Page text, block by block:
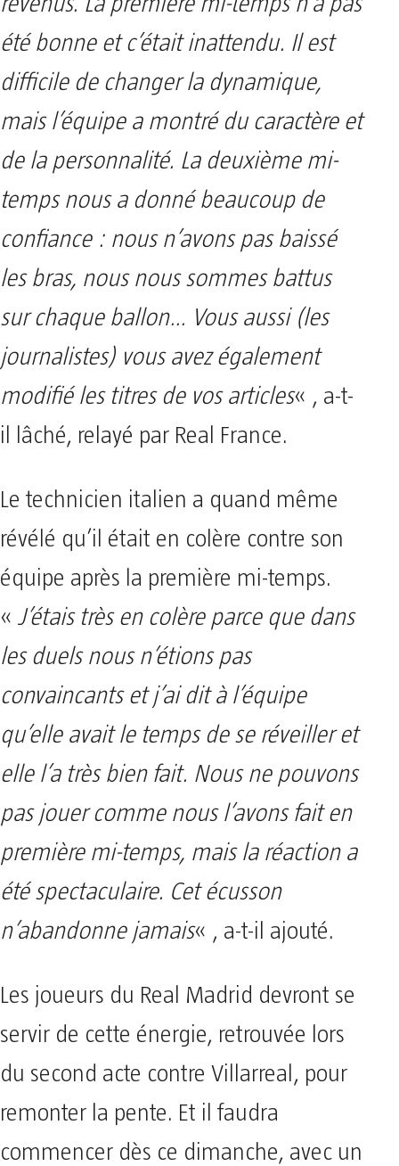
été bonne et c’était inattendu. Il est
difficile de changer la dynamique,
mais l’équipe a montré du caractère et
de la personnalité. La deuxième mi-
temps nous a donné beaucoup de
confiance : nous n’avons pas baissé
les bras, nous nous sommes battus
sur chaque ballon… Vous aussi (les
journalistes) vous avez également
modifié les titres de vos articles« , a-t-
il lâché, relayé par Real France.
Le technicien italien a quand même
révélé qu’il était en colère contre son
équipe après la première mi-temps.
« J’étais très en colère parce que dans
les duels nous n’étions pas
convaincants et j’ai dit à l’équipe
qu’elle avait le temps de se réveiller et
elle l’a très bien fait. Nous ne pouvons
pas jouer comme nous l’avons fait en
première mi-temps, mais la réaction a
été spectaculaire. Cet écusson
n’abandonne jamais« , a-t-il ajouté.
Les joueurs du Real Madrid devront se
servir de cette énergie, retrouvée lors
du second acte contre Villarreal, pour
remonter la pente. Et il faudra
commencer dès ce dimanche, avec un